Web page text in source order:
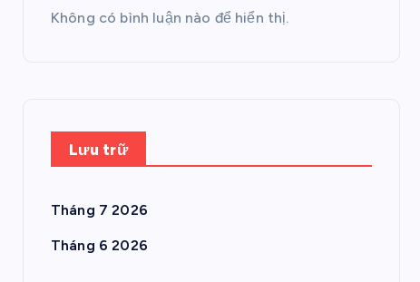
Không có bình luận nào để hiển thị.
Lưu trữ
Tháng 7 2026
Tháng 6 2026